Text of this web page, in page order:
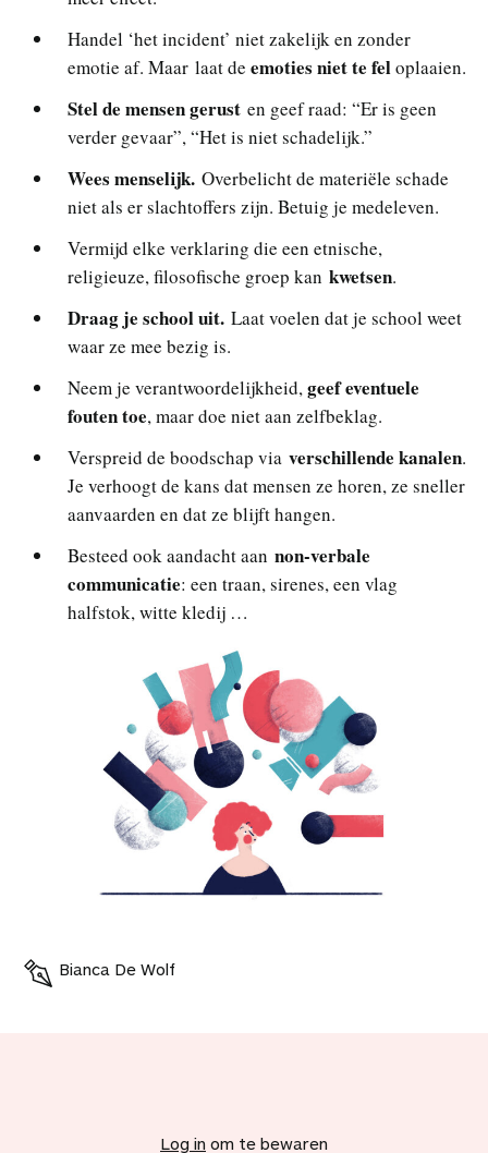
Handel ‘het incident’ niet zakelijk en zonder
emotie af. Maar laat de emoties niet te feloplaaien.
Stel de mensen gerust en geef raad: “Er is geen
verder gevaar”, “Het is niet schadelijk.”
Wees menselijk. Overbelicht de materiële schade
niet als er slachtoffers zijn. Betuig je medeleven.
Vermijd elke verklaring die een etnische,
religieuze, filosofische groep kan kwetsen.
Draag je school uit. Laat voelen dat je school weet
waar ze mee bezig is.
Neem je verantwoordelijkheid,geef eventuele
fouten toe, maar doe niet aan zelfbeklag.
Verspreid de boodschap via verschillende kanalen.
Je verhoogt de kans dat mensen ze horen, ze sneller
aanvaarden en dat ze blijft hangen.
Besteed ook aandacht aan non-verbale
communicatie: een traan, sirenes, een vlag
halfstok, witte kledij …
Bianca De Wolf
Log in om te bewaren